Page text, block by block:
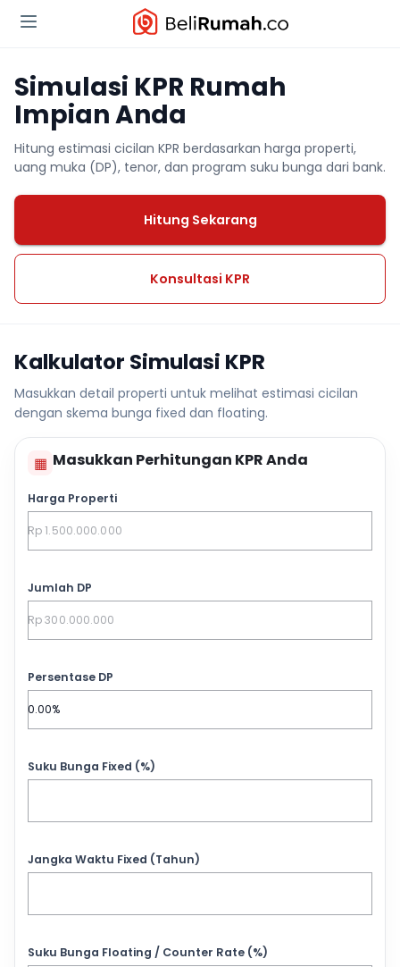
Simulasi KPR Rumah
Impian Anda
Hitung estimasi cicilan KPR berdasarkan harga properti,
uang muka (DP), tenor, dan program suku bunga dari bank.
Hitung Sekarang
Konsultasi KPR
Kalkulator Simulasi KPR
Masukkan detail properti untuk melihat estimasi cicilan
dengan skema bunga fixed dan floating.
▦ Masukkan Perhitungan KPR Anda
Harga Properti
Jumlah DP
Persentase DP
Suku Bunga Fixed (%)
Jangka Waktu Fixed (Tahun)
Suku Bunga Floating / Counter Rate (%)